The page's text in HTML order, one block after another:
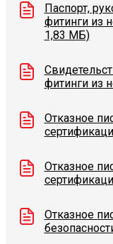
Паспорт,
фитинги из
1,83 МБ)
фитинги из
Отказное
Отказное
Отказное